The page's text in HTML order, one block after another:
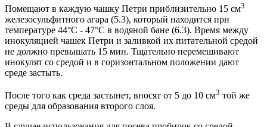
Помещают в каждую чашку Петри приблизительно 15 см3
железосульфитного агара (5.3), который находится при
температуре 44°С - 47°С в водяной бане (6.3). Время между
инокуляцией чашек Петри и заливкой их питательной средой
не должно превышать 15 мин. Тщательно перемешивают
инокулят со средой и в горизонтальном положении дают
среде застыть.
После того как среда застынет, вносят от 5 до 10 см3 той же
среды для образования второго слоя.